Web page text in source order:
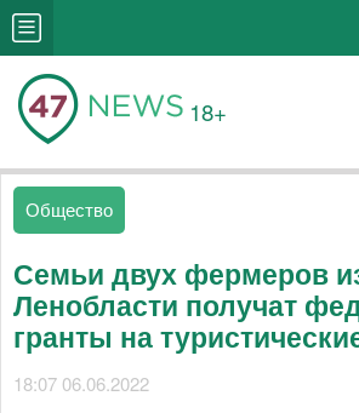
18+
Общество
Семьи двух фермеров
Ленобласти получат
гранты на
18:07 06.06.2022